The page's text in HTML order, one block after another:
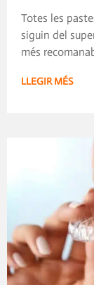
Totes les
siguin del
més
LLEGIR MÉS